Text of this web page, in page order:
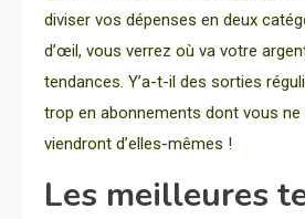
diviser vos dépenses en deux
d’œil, vous verrez où va votre
tendances. Y’a-t-il des sorties
trop en abonnements dont vous
viendront d’elles-mêmes !
Les meilleures